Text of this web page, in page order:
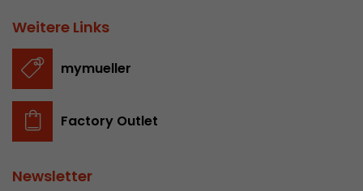
Weitere Links
mymueller
Factory Outlet
Newsletter
Zweck
abgespeichert um Besucher zu tracken. In
des ersten Besuches, der Zeitpunkt zu